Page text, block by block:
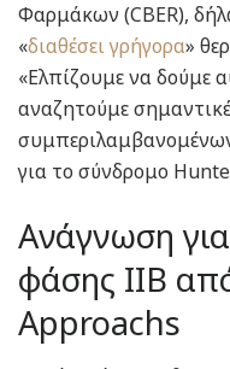
Φαρμάκων (CBER),
«διαθέσει γρήγορα»
«Ελπίζουμε να δούμε
αναζητούμε
για το σύνδρομο
Ανάγνωση
φάσης IIB
Approachs